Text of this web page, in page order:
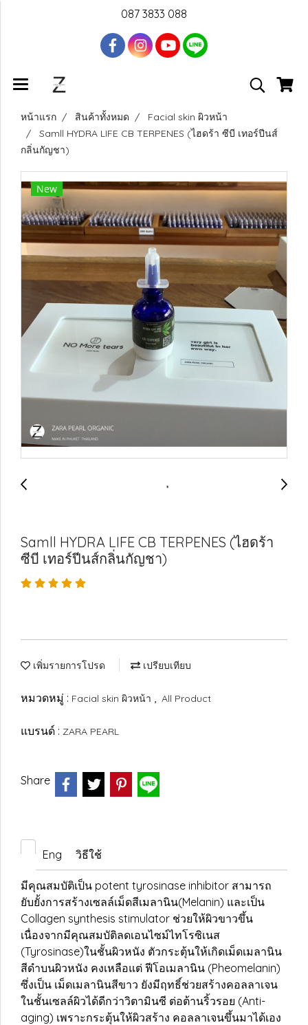
087 3833 088
หน้าแรก สินค้าทั้งหมด
Facial skin ผิวหน้า
Samll HYDRA LIFE CB TERPENES (ไฮดร้า ซีบี เทอร์ปีนส์
กลิ่นกัญชา)
New
Samll HYDRA LIFE CB TERPENES (ไฮดร้า
ซีบี เทอร์ปีนส์กลิ่นกัญชา)
เพิ่มรายการโปรด เปรียบเทียบ
หมวดหมู่ : Facial skin ผิวหน้า , All Product
แบรนด์ : ZARA PEARL
Share
Eng วิธีใช้
มีคุณสมบัติเป็น potent tyrosinase inhibitor สามารถ
ยับยั้งการสร้างเซลล์เม็ดสีเมลานิน(Melanin) และเป็น
Collagen synthesis stimulator ช่วยให้ผิวขาวขึ้น
เนื่องจากมีคุณสมบัติลดเอนไซม์ไทโรซิเนส
(Tyrosinase)ในชั้นผิวหนัง ตัวกระตุ้นให้เกิดเม็ดเมลานิน
สีดำบนผิวหนัง คงเหลือแต่ ฟีโอเมลานิน (Pheomelanin)
ซึ่งเป็น เม็ดเมลานินสีขาว ยังมีฤทธิ์ช่วยสร้างคอลลาเจน
ในชั้นเซลล์ผิวได้ดีกว่าวิตามินซี ต่อต้านริ้วรอย (Anti-
aging) เพราะกระตุ้นให้ผิวสร้าง คอลลาเจนขึ้นมาได้เอง